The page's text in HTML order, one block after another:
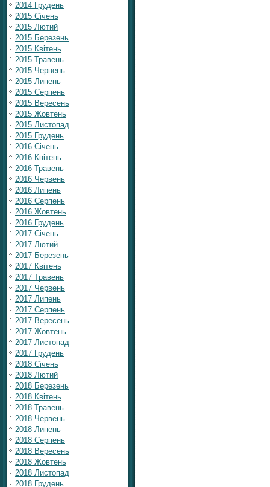
2014 Грудень
2015 Січень
2015 Лютий
2015 Березень
2015 Квітень
2015 Травень
2015 Червень
2015 Липень
2015 Серпень
2015 Вересень
2015 Жовтень
2015 Листопад
2015 Грудень
2016 Січень
2016 Квітень
2016 Травень
2016 Червень
2016 Липень
2016 Серпень
2016 Жовтень
2016 Грудень
2017 Січень
2017 Лютий
2017 Березень
2017 Квітень
2017 Травень
2017 Червень
2017 Липень
2017 Серпень
2017 Вересень
2017 Жовтень
2017 Листопад
2017 Грудень
2018 Січень
2018 Лютий
2018 Березень
2018 Квітень
2018 Травень
2018 Червень
2018 Липень
2018 Серпень
2018 Вересень
2018 Жовтень
2018 Листопад
2018 Грудень